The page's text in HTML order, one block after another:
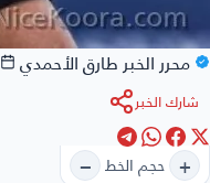
محرر الخبرطارق الأحمدي
شارك الخبر
+ حجم الخط −